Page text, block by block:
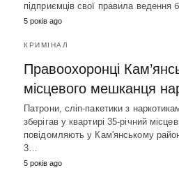
підприємців свої правила ведення
5 років ago
КРИМІНАЛ
Правоохоронці
місцевого мешканця
Патрони, сліп-пакетики з
зберігав у квартирі 35-річний
повідомляють у Кам'янському
3…
5 років ago